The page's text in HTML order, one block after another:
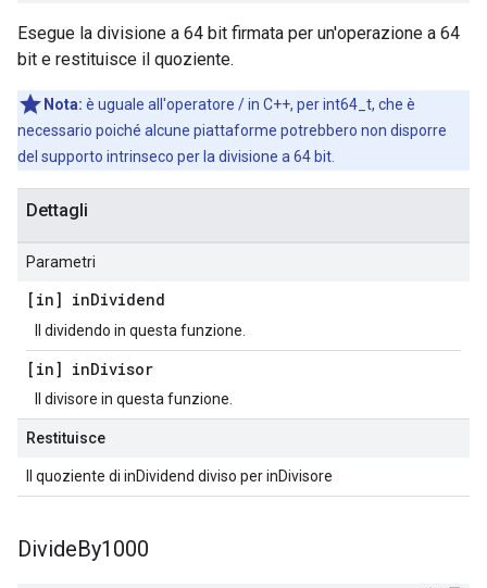
Esegue la divisione a 64 bit firmata per un'operazione a 64
bit e restituisce il quoziente.
Nota: è uguale all'operatore / in C++, per int64_t, che è
necessario poiché alcune piattaforme potrebbero non disporre
del supporto intrinseco per la divisione a 64 bit.
Dettagli
Parametri
[in] inDividend
Il dividendo in questa funzione.
[in] inDivisor
Il divisore in questa funzione.
Restituisce
Il quoziente di inDividend diviso per inDivisore
DivideBy1000